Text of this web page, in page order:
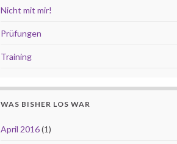
Nicht mit mir!
Prüfungen
Training
WAS BISHER LOS WAR
April 2016(1)